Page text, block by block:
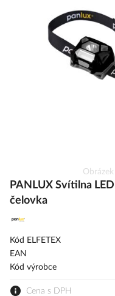
na
začátek
s
PANLUX Svítilna
čelovka
Kód ELFETEX
EAN
Kód výrobce
Cena s DPH